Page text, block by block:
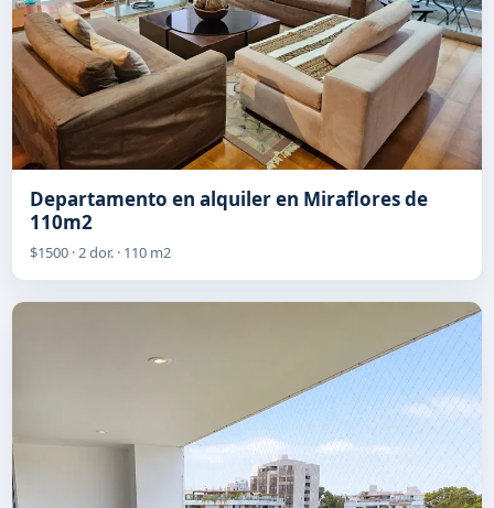
Departamento en alquiler en Miraflores de
110m2
$1500 · 2 dor. · 110 m2